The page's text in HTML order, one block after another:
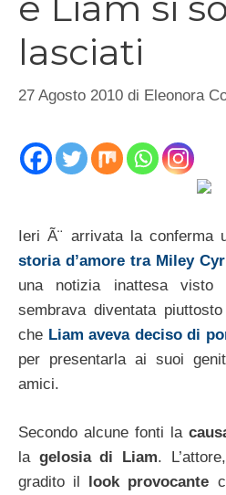
lasciati
27 Agosto 2010 di Eleonora
Ieri Ã¨ arrivata la conferma
storia d’amore tra Miley
una notizia inattesa
sembrava diventata
che Liam aveva deciso di
per presentarla ai suoi
amici.
Secondo alcune fonti la
la gelosia di Liam.
gradito il look provocante